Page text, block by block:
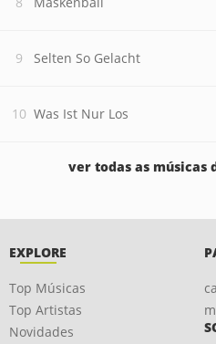
Selten So Gelacht
Was Ist Nur Los
ver todas as músicas
EXPLORE
Top Músicas
Top Artistas
Novidades